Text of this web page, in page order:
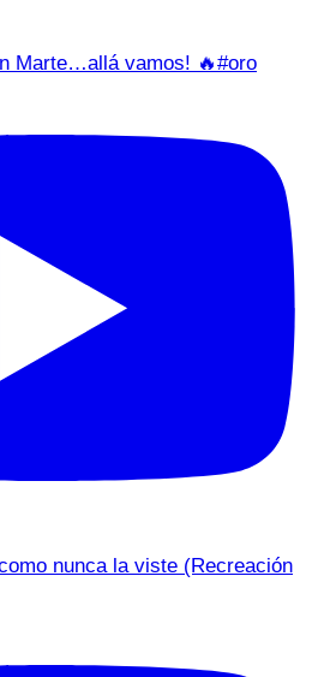
Marte…allá vamos! 🔥#oro
nunca la viste (Recreación